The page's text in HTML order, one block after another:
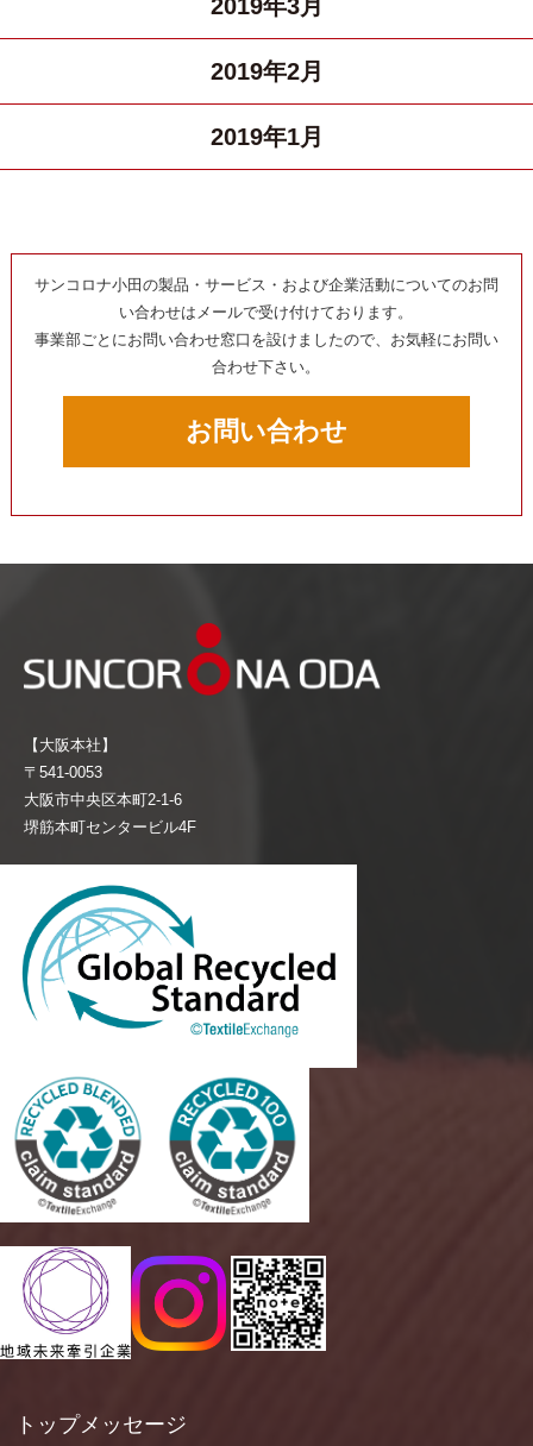
2019年3月
2019年2月
2019年1月
サンコロナ小田の製品・サービス・および企業活動についてのお問
い合わせはメールで受け付けております。
事業部ごとにお問い合わせ窓口を設けましたので、お気軽にお問い
合わせ下さい。
お問い合わせ
【大阪本社】
〒541-0053
大阪市中央区本町2-1-6
堺筋本町センタービル4F
トップメッセージ